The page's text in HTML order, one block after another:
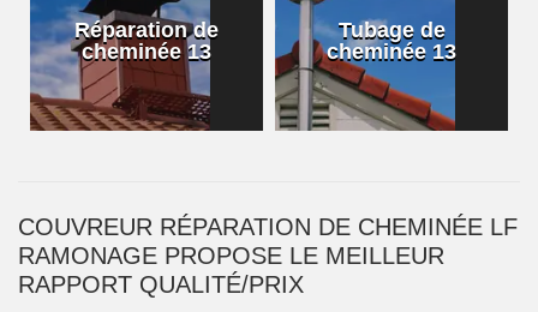
Réparation de
cheminée 13
Tubage de
cheminée 13
COUVREUR RÉPARATION DE CHEMINÉE LF
RAMONAGE PROPOSE LE MEILLEUR
RAPPORT QUALITÉ/PRIX